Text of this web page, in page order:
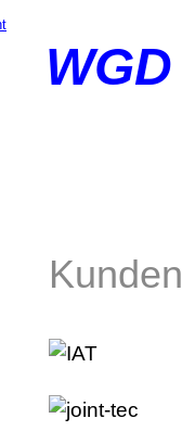
WGD
Kunden